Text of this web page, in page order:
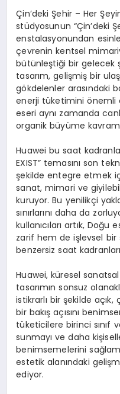
Çin’deki Şehir – Her
stüdyosunun “Çin’deki
enstalasyonundan
çevrenin kentsel
bütünleştiği bir gelecek
tasarım, gelişmiş bir
gökdelenler arasındaki
enerji tüketimini önemli
eseri aynı zamanda
organik büyüme
Huawei bu saat
EXIST” temasını son
şekilde entegre etmek
sanat, mimari ve
kuruyor. Bu yenilikçi
sınırlarını daha da
kullanıcıları artık, Doğu
zarif hem de işlevsel
benzersiz saat
Huawei, küresel
tasarımın sonsuz
istikrarlı bir şekilde
bir bakış açısını
tüketicilere birinci sınıf
sunmayı ve daha
benimsemelerini
estetik alanındaki
ediyor.